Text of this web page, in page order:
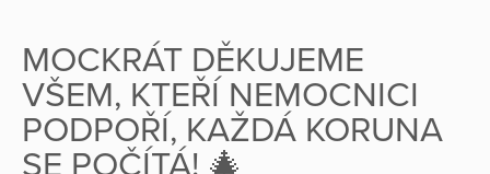
MOCKRÁT DĚKUJEME
VŠEM, KTEŘÍ NEMOCNICI
PODPOŘÍ, KAŽDÁ KORUNA
SE POČÍTÁ! 🎄